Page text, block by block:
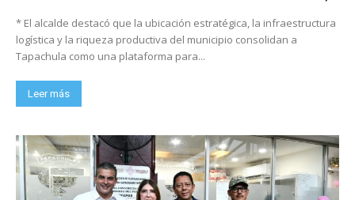
* El alcalde destacó que la ubicación estratégica, la infraestructura
logística y la riqueza productiva del municipio consolidan a
Tapachula como una plataforma para...
Leer más